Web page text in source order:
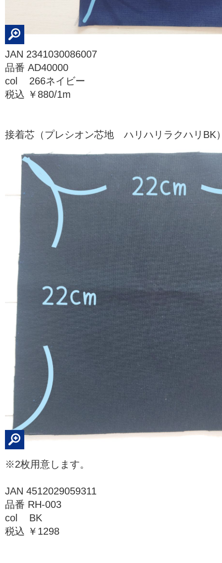
JAN 2341030086007
品番 AD40000
col 266ネイビー
税込 ￥880/1m
接着芯（プレシオン芯地 ハリハリラクハリBK
※2枚用意します。
JAN 4512029059311
品番 RH-003
col BK
税込 ￥1298